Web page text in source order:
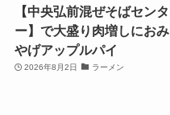
【中央弘前混ぜそばセンタ
ー】で大盛り肉増しにおみ
やげアップルパイ
2026年8月2日 ラーメン